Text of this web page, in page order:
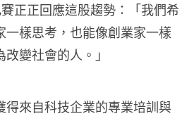
正正回應這股趨勢：「我們希
一樣思考，也能像創業家一樣
變社會的人。」
得來自科技企業的專業培訓與